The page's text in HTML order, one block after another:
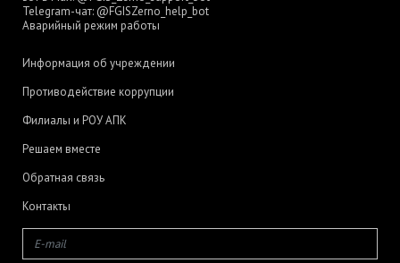
Telegram-чат: @FGISZerno_help_bot
Аварийный режим работы
Информация об учреждении
Противодействие коррупции
Филиалы и РОУ АПК
Решаем вместе
Обратная связь
Контакты